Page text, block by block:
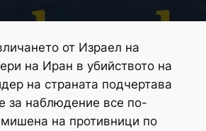
от Израел на
на Иран в убийството на
на страната подчертава
за наблюдение все по-
мишена на противници по